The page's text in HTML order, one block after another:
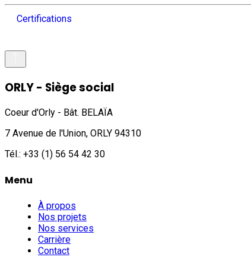
Certifications
ORLY - Siège social
Coeur d'Orly - Bât. BELAÏA
7 Avenue de l'Union, ORLY 94310
Tél.: +33 (1) 56 54 42 30
Menu
À propos
Nos projets
Nos services
Carrière
Contact